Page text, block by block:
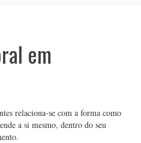
em
relaciona-se com a forma como
a si mesmo, dentro do seu